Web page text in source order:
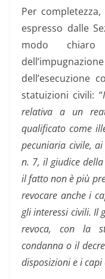
Per
espresso dalle
modo
dell’esecuzione
statuizioni civili: “
relativa a un
qualificato come
pecuniaria civile,
n. 7, il giudice
il fatto non è più
revocare anche i
gli interessi civili. Il
revoca, con la
condanna o il
disposizioni e i